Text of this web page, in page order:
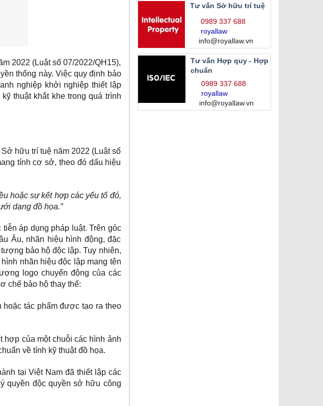
2022 (Luật số 07/2022/QH15),
thống này. Việc quy định bảo
nghiệp khởi nghiệp thiết lập
thuật khắt khe trong quá trình
hữu trí tuệ năm 2022 (Luật số
tính cơ sở, theo đó dấu hiệu
hoặc sự kết hợp các yếu tố đó,
dạng đồ họa.”
áp dụng pháp luật. Trên góc
Âu, nhãn hiệu hình động, đặc
bảo hộ độc lập. Tuy nhiên,
nhãn hiệu độc lập mang tên
logo chuyển động của các
chế bảo hộ thay thế:
tác phẩm được tạo ra theo
của một chuỗi các hình ảnh
về tính kỹ thuật đồ họa.
tại Việt Nam đã thiết lập các
quyền độc quyền sở hữu công
Tư vấn Sở hữu trí tuệ
0989 337 688
royallaw
info@royallaw.vn
Tư vấn Hợp quy - Hợp
chuẩn
0989 337 688
royallaw
info@royallaw.vn